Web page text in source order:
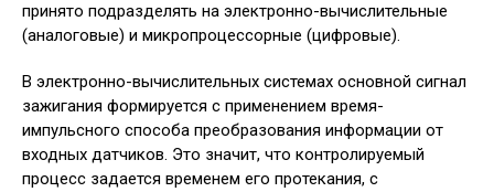
принято подразделять на электронно-вычислительные
(аналоговые) и микропроцессорные (цифровые).
В электронно-вычислительных системах основной сигнал
зажигания формируется с применением время-
импульсного способа преобразо­вания информации от
входных датчиков. Это значит, что контролируемый
процесс задается временем его про­текания, с